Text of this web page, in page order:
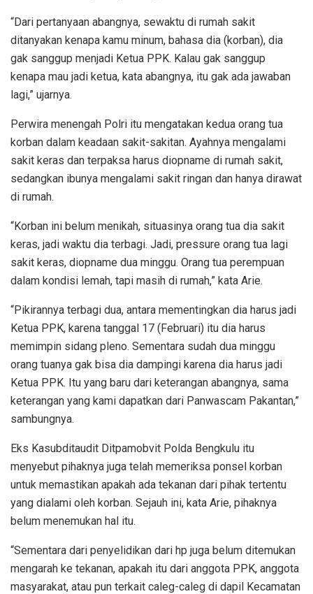
“Dari pertanyaan abangnya, sewaktu di rumah sakit
ditanyakan kenapa kamu minum, bahasa dia (korban), dia
gak sanggup menjadi Ketua PPK. Kalau gak sanggup
kenapa mau jadi ketua, kata abangnya, itu gak ada jawaban
lagi,” ujarnya.
Perwira menengah Polri itu mengatakan kedua orang tua
korban dalam keadaan sakit-sakitan. Ayahnya mengalami
sakit keras dan terpaksa harus diopname di rumah sakit,
sedangkan ibunya mengalami sakit ringan dan hanya dirawat
di rumah.
“Korban ini belum menikah, situasinya orang tua dia sakit
keras, jadi waktu dia terbagi. Jadi, pressure orang tua lagi
sakit keras, diopname dua minggu. Orang tua perempuan
dalam kondisi lemah, tapi masih di rumah,” kata Arie.
“Pikirannya terbagi dua, antara mementingkan dia harus jadi
Ketua PPK, karena tanggal 17 (Februari) itu dia harus
memimpin sidang pleno. Sementara sudah dua minggu
orang tuanya gak bisa dia dampingi karena dia harus jadi
Ketua PPK. Itu yang baru dari keterangan abangnya, sama
keterangan yang kami dapatkan dari Panwascam Pakantan,”
sambungnya.
Eks Kasubditaudit Ditpamobvit Polda Bengkulu itu
menyebut pihaknya juga telah memeriksa ponsel korban
untuk memastikan apakah ada tekanan dari pihak tertentu
yang dialami oleh korban. Sejauh ini, kata Arie, pihaknya
belum menemukan hal itu.
“Sementara dari penyelidikan dari hp juga belum ditemukan
mengarah ke tekanan, apakah itu dari anggota PPK, anggota
masyarakat, atau pun terkait caleg-caleg di dapil Kecamatan